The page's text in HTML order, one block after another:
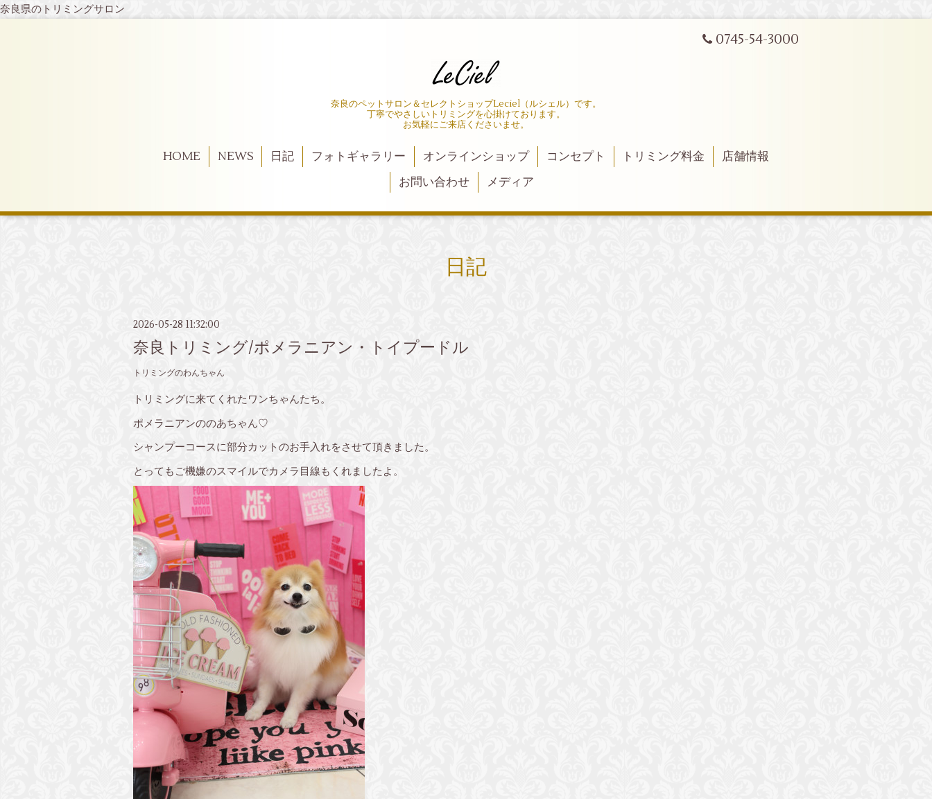
奈良県のトリミングサロン
0745-54-3000
奈良のペットサロン＆セレクトショップLeciel（ルシェル）です。
丁寧でやさしいトリミングを心掛けております。
お気軽にご来店くださいませ。
HOME NEWS 日記 フォトギャラリー オンラインショップ コンセプト トリミング料金
店舗情報
お問い合わせ
メディア
日記
2026-05-28 11:32:00
奈良トリミング/ポメラニアン・トイプードル
トリミングのわんちゃん
トリミングに来てくれたワンちゃんたち。
ポメラニアンののあちゃん♡
シャンプーコースに部分カットのお手入れをさせて頂きました。
とってもご機嫌のスマイルでカメラ目線もくれましたよ。